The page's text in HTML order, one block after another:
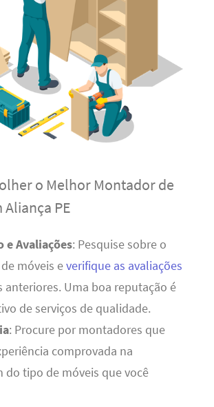
o Melhor Montador de
Aliança PE
e Avaliações: Pesquise sobre o
móveis everifique as avaliações
anteriores. Uma boa reputação é
de serviços de qualidade.
: Procure por montadores que
comprovada na
do tipo de móveis que você